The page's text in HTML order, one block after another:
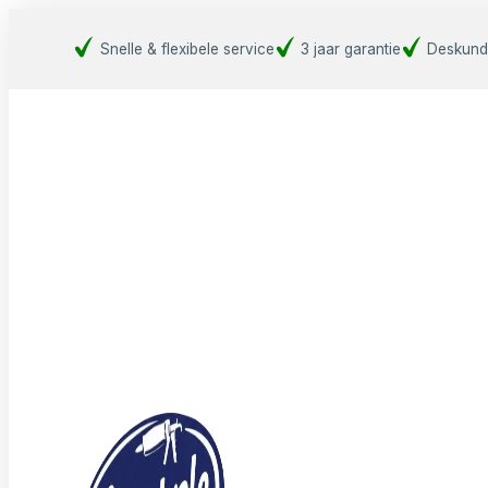
Snelle & flexibele service 3 jaar garantie